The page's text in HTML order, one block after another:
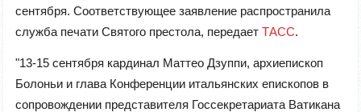
сентября. Соответствующее заявление распространила
служба печати Святого престола, передает ТАСС.
"13-15 сентября кардинал Маттео Дзуппи, архиепископ
Болоньи и глава Конференции итальянских епископов в
сопровождении представителя Госсекретариата Ватикана